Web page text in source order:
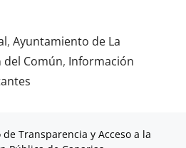
, Ayuntamiento de La
Común, Información
Transparencia y Acceso a la